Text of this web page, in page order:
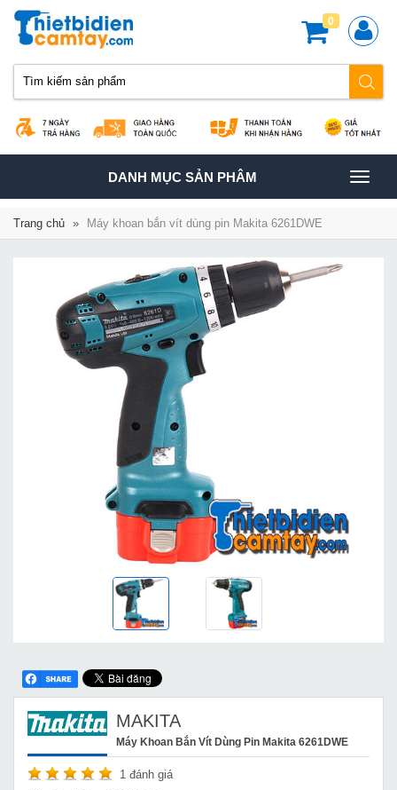
0
TOGGLE
NAVIGATION
DANH MỤC SẢN PHÂM
Trang chủ » Máy khoan bắn vít dùng pin Makita 6261DWE
MAKITA
Máy Khoan Bắn Vít Dùng Pin Makita 6261DWE
1 đánh giá